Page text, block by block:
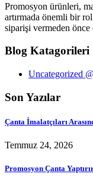
Promosyon ürünleri,
artırmada önemli bir
siparişi vermeden önce
Blog Katagorileri
Uncategorized
Son Yazılar
Çanta İmalatçıları
Temmuz 24, 2026
Promosyon Çanta